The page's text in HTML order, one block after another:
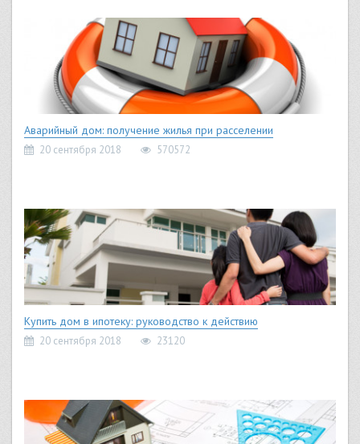
Аварийный дом: получение жилья при расселении
20 сентября 2018 570572
Купить дом в ипотеку: руководство к действию
20 сентября 2018 23120